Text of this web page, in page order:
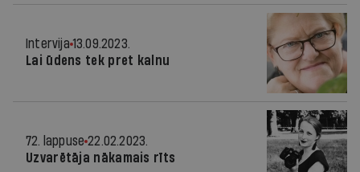
Intervija 13.09.2023.
Lai ūdens tek pret kalnu
72. lappuse 22.02.2023.
Uzvarētāja nākamais rīts